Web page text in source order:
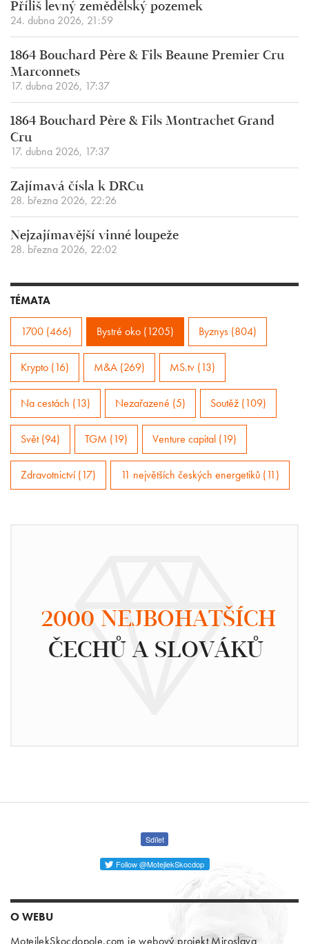
Příliš levný zemědělský pozemek
24. dubna 2026, 21:59
1864 Bouchard Père & Fils Beaune Premier Cru
Marconnets
17. dubna 2026, 17:37
1864 Bouchard Père & Fils Montrachet Grand
Cru
17. dubna 2026, 17:37
Zajímavá čísla k DRCu
28. března 2026, 22:26
Nejzajímavější vinné loupeže
28. března 2026, 22:02
TÉMATA
1700 (466) Bystré oko (1205) Byznys (804)
Krypto (16) M&A (269) MS.tv (13)
Na cestách (13) Nezařazené (5) Soutěž (109)
Svět (94) TGM (19) Venture capital (19)
Zdravotnictví (17) 11 největších českých energetiků (11)
2000 NEJBOHATŠÍCH
ČECHŮ A SLOVÁKŮ
Sdílet
Follow @MotejlekSkocdop
O WEBU
MotejlekSkocdopole.com je webový projekt Miroslava